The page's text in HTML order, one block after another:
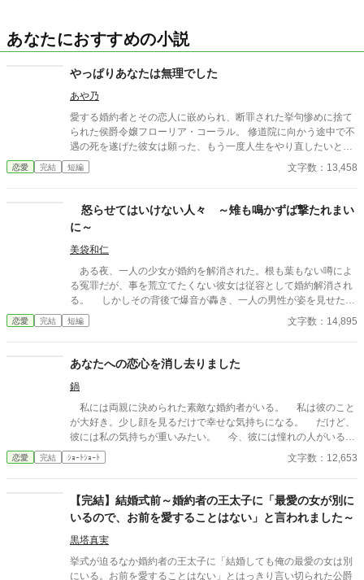
あなたにおすすめの小説
やっぱりあなたは無理でした
あや乃
愛する婚約者とその恋人に嵌められ、断罪された挙句惨めに捨て
られた侯爵令嬢フローリア・コーラル。 修道院に向かう途中で不
遇の死を遂げた彼女は願った、もう一度人生をやり直したいと―
― 目覚めた時彼女の時間は半年前に巻き戻っていた。 今度こそ第
一王子ジュリアンの心を取り戻し「愛する人から愛される」とい
フローリアが断罪されたあの日が再び訪れてしまう。 同じ光景、
同じ台詞、何もかもが同じ……でもたった一つだけ違っているこ
恋愛 完結 短編 文字数：13,458
怒らせてはいけない人々 ～雉も鳴かずば撃たれまい
に～
美袋和仁
ある夜、一人の少女が婚約を解消された。根も葉もない噂によ
る冤罪だが、事を荒立てたくない彼女は従容として婚約解消され
る。 しかしその背後で爆音が轟き、一人の男性が姿を見せた。
彼は少女の父親。 怒らせてはならない人々に繋がる少女の婚約
解消が、思わぬ展開を導きだす。 なんとなくの一気書き。御笑
恋愛 完結 短編 文字数：14,895
あなたへの恋心を消し去りました
鍋
私には両親に決められた素敵な婚約者がいる。 私は彼のこと
が大好き。少し顔を見るだけで幸せな気持ちになる。 だけど、
彼には私の気持ちが重いみたい。 今、彼には憧れの人がいる。
その人は大人びた雰囲気をもつ二つ上の先輩。 彼は心は自由で
いたい言っていた。 その女性と話す時、私には見せない楽しそ
たちは言う。お互いに干渉しない割り切った夫婦のほうが気が楽
だって……。 だから私は彼が自由になれるように、魔女にこの
激しい気持ちを封印してもらったの。 ※このお話はハッピーエン
ドではありません。 ※短いお話でサクサクと進めたいと思いま
す。
恋愛 完結 ｼｮｰﾄｼｮｰﾄ 文字数：12,653
【完結】結婚式前～婚約者の王太子に「最愛の女が別に
いるので、お前を愛することはない」と言われました～
黒塔真実
挙式が迫るなか婚約者の王太子に「結婚しても俺の最愛の女は別
にいる。お前を愛することはない」とはっきり言い切られた公爵